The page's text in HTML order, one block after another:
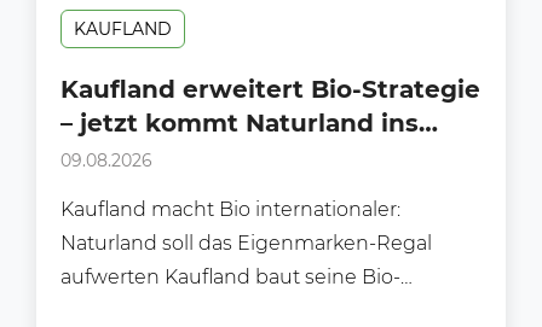
KAUFLAND
Kaufland erweitert Bio-Strategie
– jetzt kommt Naturland ins
Regal
09.08.2026
Kaufland macht Bio internationaler:
Naturland soll das Eigenmarken-Regal
aufwerten Kaufland baut seine Bio-